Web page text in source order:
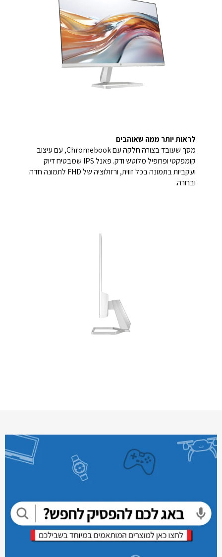
לראות יותר ממה שאוהבים
מסך שעובד בצורה חלקה עם Chromebook, עם עיצוב
קומפקטי ופרופיל מלוטש ודק. פאנל IPS שמבטיח דיוק
ועקביות בתמונה בכל זווית, ורזולוציה של FHD לתמונה חדה
וברורה.